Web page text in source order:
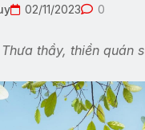
02/11/2023 0
thầy, thiền quán